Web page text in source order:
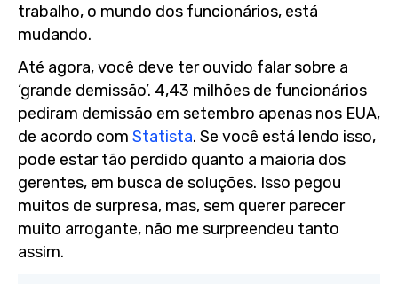
trabalho, o mundo dos funcionários, está
mudando.
Até agora, você deve ter ouvido falar sobre a
‘grande demissão’. 4,43 milhões de funcionários
pediram demissão em setembro apenas nos EUA,
de acordo com Statista. Se você está lendo isso,
pode estar tão perdido quanto a maioria dos
gerentes, em busca de soluções. Isso pegou
muitos de surpresa, mas, sem querer parecer
muito arrogante, não me surpreendeu tanto
assim.